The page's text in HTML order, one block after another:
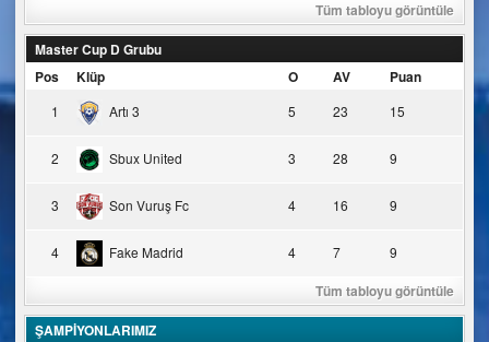
Tüm tabloyu görüntüle
Master Cup D Grubu
Pos
Klüp O AV Puan
1 Artı 3 5 23 15
2 Sbux United 3 28 9
3 Son Vuruş Fc 4 16 9
4 Fake Madrid 4 7 9
Tüm tabloyu görüntüle
ŞAMPİYONLARIMIZ